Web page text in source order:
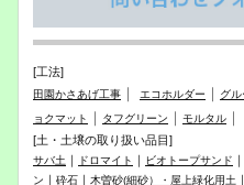
[工法]
田園かさあげ工事 ｜ エコホルダー ｜ グ
ョクマット
｜ タフグリーン ｜ モルタル ｜
[土・土壌の取り扱い品目]
サバ土 ｜ ドロマイト ｜ ビオトープサンド ｜
ン ｜ 砕石 ｜ 木曽砂(細砂）・屋上緑化用土 ｜